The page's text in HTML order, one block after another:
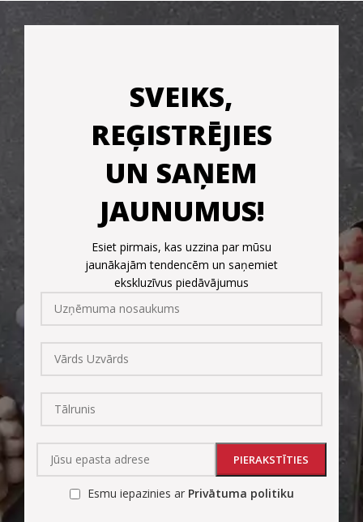
SVEIKS,
REĢISTRĒJIES
UN SAŅEM
JAUNUMUS!
Esiet pirmais, kas uzzina par mūsu
jaunākajām tendencēm un saņemiet
ekskluzīvus piedāvājumus
Esmu iepazinies ar Privātuma politiku